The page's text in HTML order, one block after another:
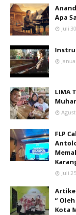
Apa
Juli
LIMA
FLP
Juli
“
Kota